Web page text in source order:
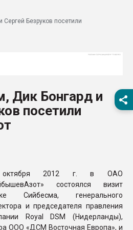
Всё, что касается
вакуумного
Продам отходы
поликарбоната и АБС-
Безруков посетили
Дик Бонгард и
посетили
2012 г. в ОАО
состоялся визит
Сийбесма, генерального
и председателя правления
Royal DSM (Нидерланды),
ООО «ДСМ Восточная Европа», и